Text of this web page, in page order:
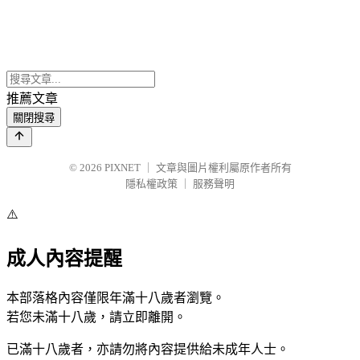
推薦文章
關閉搜尋
© 2026 PIXNET
文章與圖片權利屬原作者所有
隱私權政策
服務聲明
⚠️
成人內容提醒
本部落格內容僅限年滿十八歲者瀏覽。
若您未滿十八歲，請立即離開。
已滿十八歲者，亦請勿將內容提供給未成年人士。